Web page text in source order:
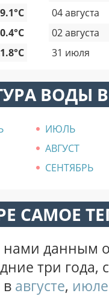
04 августа
02 августа
31 июля
ВОДЫ
ИЮЛЬ
АВГУСТ
СЕНТЯБРЬ
САМОЕ
данным
три
августе, июле